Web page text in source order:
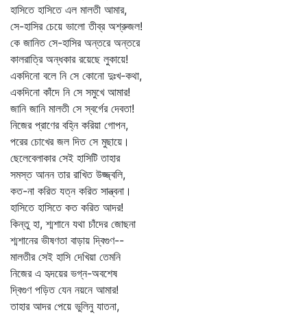
হাসিতে হাসিতে এল মালতী আমার,
সে-হাসির চেয়ে ভালো তীব্র অশ্রুজল!
কে জানিত সে-হাসির অন্তরে অন্তরে
কালরাত্রি অন্ধকার রয়েছে লুকায়ে!
একদিনো বলে নি সে কোনো দুঃখ-কথা,
একদিনো কাঁদে নি সে সমুখে আমার!
জানি জানি মালতী সে স্বর্গের দেবতা!
নিজের প্রাণের বহ্নি করিয়া গোপন,
পরের চোখের জল দিত সে মুছায়ে।
ছেলেবেলাকার সেই হাসিটি তাহার
সমস্ত আনন তার রাখিত উজ্জ্বলি,
কত-না করিত যত্ন করিত সান্ত্বনা।
হাসিতে হাসিতে কত করিত আদর!
কিন্তু হা, শ্মশানে যথা চাঁদের জোছনা
শ্মশানের ভীষণতা বাড়ায় দ্বিগুণ--
মালতীর সেই হাসি দেখিয়া তেমনি
নিজের এ হৃদয়ের ভগ্ন-অবশেষ
দ্বিগুণ পড়িত যেন নয়নে আমার!
তাহার আদর পেয়ে ভুলিনু যাতনা,